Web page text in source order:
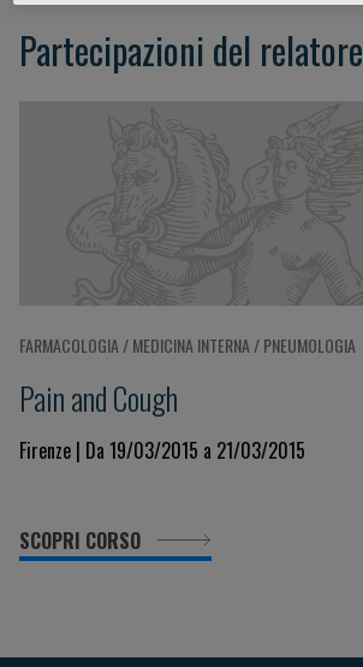
Partecipazioni del relatore
FARMACOLOGIA / MEDICINA INTERNA / PNEUMOLOGIA
Pain and Cough
Firenze | Da 19/03/2015 a 21/03/2015
SCOPRI CORSO